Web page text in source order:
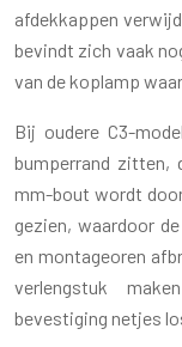
afdekkappen
bevindt zich vaak
van de koplamp
Bij oudere C3-
bumperrand zitten,
mm-bout wordt
gezien, waardoor
en montageoren
verlengstuk
bevestiging netjes